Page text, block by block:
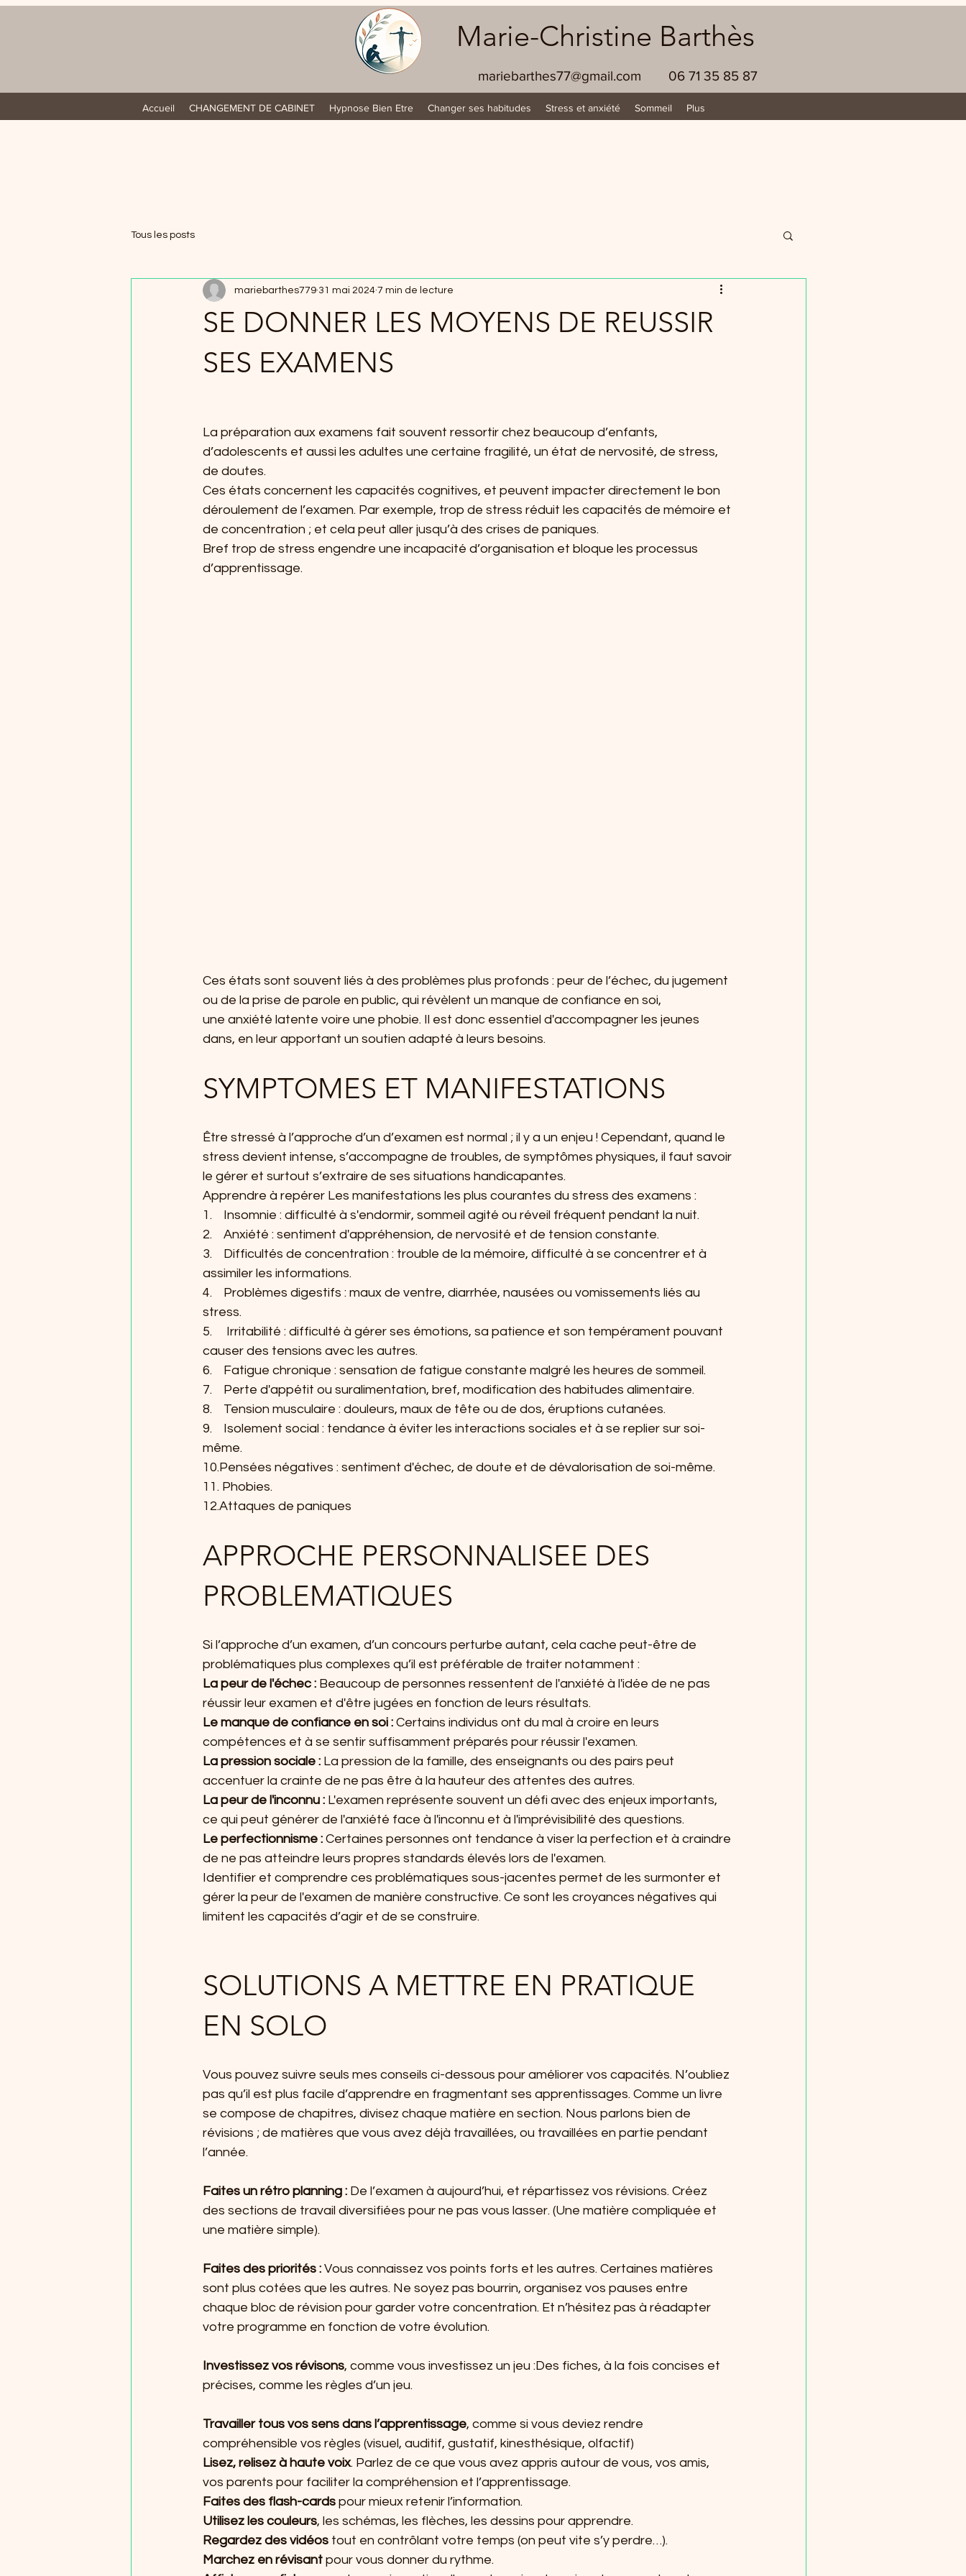
Marie-Christine Barthès
mariebarthes77@gmail.com 06 71 35 85 87
Accueil CHANGEMENT DE CABINET Hypnose Bien Etre Changer ses habitudes Stress et anxiété Sommeil Plus
Tous les posts
SE DONNER LES MOYENS DE REUSSIR
SES EXAMENS
mariebarthes779 31 mai 2024 7 min de lecture
La préparation aux examens fait souvent ressortir chez beaucoup d’enfants,
d’adolescents et aussi les adultes une certaine fragilité, un état de nervosité, de stress,
de doutes.
Ces états concernent les capacités cognitives, et peuvent impacter directement le bon
déroulement de l’examen. Par exemple, trop de stress réduit les capacités de mémoire et
de concentration ; et cela peut aller jusqu’à des crises de paniques.
Bref trop de stress engendre une incapacité d’organisation et bloque les processus
d’apprentissage.
Ces états sont souvent liés à des problèmes plus profonds : peur de l’échec, du jugement
ou de la prise de parole en public, qui révèlent un manque de confiance en soi,
une anxiété latente voire une phobie. Il est donc essentiel d'accompagner les jeunes
dans, en leur apportant un soutien adapté à leurs besoins.
SYMPTOMES ET MANIFESTATIONS
Être stressé à l’approche d’un d’examen est normal ; il y a un enjeu ! Cependant, quand le
stress devient intense, s’accompagne de troubles, de symptômes physiques, il faut savoir
le gérer et surtout s’extraire de ses situations handicapantes.
Apprendre à repérer Les manifestations les plus courantes du stress des examens :
1.    Insomnie : difficulté à s'endormir, sommeil agité ou réveil fréquent pendant la nuit.
2.    Anxiété : sentiment d'appréhension, de nervosité et de tension constante.
3.    Difficultés de concentration : trouble de la mémoire, difficulté à se concentrer et à
assimiler les informations.
4.    Problèmes digestifs : maux de ventre, diarrhée, nausées ou vomissements liés au
stress.
5.     Irritabilité : difficulté à gérer ses émotions, sa patience et son tempérament pouvant
causer des tensions avec les autres.
6.    Fatigue chronique : sensation de fatigue constante malgré les heures de sommeil.
7.    Perte d'appétit ou suralimentation, bref, modification des habitudes alimentaire.
8.    Tension musculaire : douleurs, maux de tête ou de dos, éruptions cutanées.
9.    Isolement social : tendance à éviter les interactions sociales et à se replier sur soi-
même.
10.Pensées négatives : sentiment d'échec, de doute et de dévalorisation de soi-même.
11. Phobies.
12.Attaques de paniques
APPROCHE PERSONNALISEE DES
PROBLEMATIQUES
Si l’approche d’un examen, d’un concours perturbe autant, cela cache peut-être de
problématiques plus complexes qu’il est préférable de traiter notamment :
La peur de l'échec : Beaucoup de personnes ressentent de l'anxiété à l'idée de ne pas
réussir leur examen et d'être jugées en fonction de leurs résultats.
Le manque de confiance en soi : Certains individus ont du mal à croire en leurs
compétences et à se sentir suffisamment préparés pour réussir l'examen.
La pression sociale : La pression de la famille, des enseignants ou des pairs peut
accentuer la crainte de ne pas être à la hauteur des attentes des autres.
La peur de l'inconnu : L'examen représente souvent un défi avec des enjeux importants,
ce qui peut générer de l'anxiété face à l'inconnu et à l'imprévisibilité des questions.
Le perfectionnisme : Certaines personnes ont tendance à viser la perfection et à craindre
de ne pas atteindre leurs propres standards élevés lors de l'examen.
Identifier et comprendre ces problématiques sous-jacentes permet de les surmonter et
gérer la peur de l'examen de manière constructive. Ce sont les croyances négatives qui
limitent les capacités d’agir et de se construire.
SOLUTIONS A METTRE EN PRATIQUE
EN SOLO
Vous pouvez suivre seuls mes conseils ci-dessous pour améliorer vos capacités. N’oubliez
pas qu’il est plus facile d’apprendre en fragmentant ses apprentissages. Comme un livre
se compose de chapitres, divisez chaque matière en section. Nous parlons bien de
révisions ; de matières que vous avez déjà travaillées, ou travaillées en partie pendant
l’année.
Faites un rétro planning : De l’examen à aujourd’hui, et répartissez vos révisions. Créez
des sections de travail diversifiées pour ne pas vous lasser. (Une matière compliquée et
une matière simple).
Faites des priorités : Vous connaissez vos points forts et les autres. Certaines matières
sont plus cotées que les autres. Ne soyez pas bourrin, organisez vos pauses entre
chaque bloc de révision pour garder votre concentration. Et n’hésitez pas à réadapter
votre programme en fonction de votre évolution.
Investissez vos révisons, comme vous investissez un jeu :Des fiches, à la fois concises et
précises, comme les règles d’un jeu.
Travailler tous vos sens dans l’apprentissage, comme si vous deviez rendre
compréhensible vos règles (visuel, auditif, gustatif, kinesthésique, olfactif)
Lisez, relisez à haute voix. Parlez de ce que vous avez appris autour de vous, vos amis,
vos parents pour faciliter la compréhension et l’apprentissage.
Faites des flash-cards pour mieux retenir l’information.
Utilisez les couleurs, les schémas, les flèches, les dessins pour apprendre.
Regardez des vidéos tout en contrôlant votre temps (on peut vite s’y perdre…).
Marchez en révisant pour vous donner du rythme.